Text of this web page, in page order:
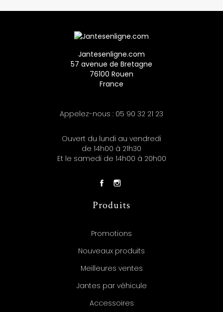
Jantesenligne.com
57 avenue de Bretagne
76100 Rouen
France
Appelez-nous : 05 90 32 21 23
Ouvert du lundi au vendredi
de 14h00 à 21h30
Et le samedi de 14h00 à 20h00
Produits
Promotions
Nouveaux produits
Meilleures ventes
Jantes par véhicule
Accessoires